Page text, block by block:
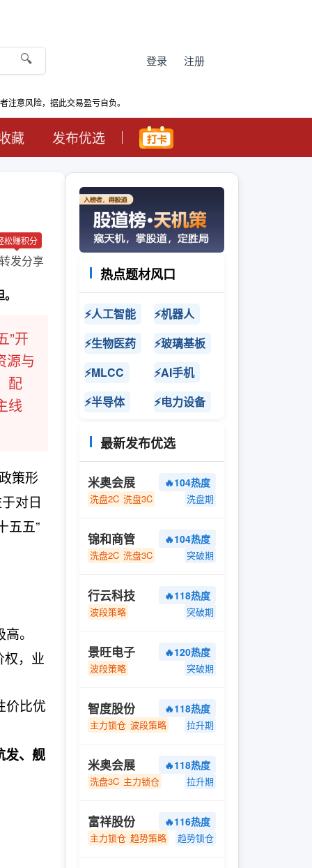
🔍 登录 注册
意风险，据此交易盈亏自负。
藏 发布优选
松赚积分
转发分享
”开
源与
配
线
策形
对日
五五”
。
权，业
价比优
发、舰
热点题材风口
⚡人工智能
⚡机器人
⚡生物医药
⚡玻璃基板
⚡MLCC
⚡AI手机
⚡半导体
⚡电力设备
最新发布优选
米奥会展 🔥104热度
洗盘2C 洗盘3C 洗盘期
锦和商管 🔥104热度
洗盘2C 洗盘3C 突破期
行云科技 🔥118热度
波段策略 突破期
景旺电子 🔥120热度
波段策略 突破期
智度股份 🔥118热度
主力锁仓 波段策略 拉升期
米奥会展 🔥118热度
洗盘3C 主力锁仓 拉升期
富祥股份 🔥116热度
主力锁仓 趋势策略 趋势锁仓